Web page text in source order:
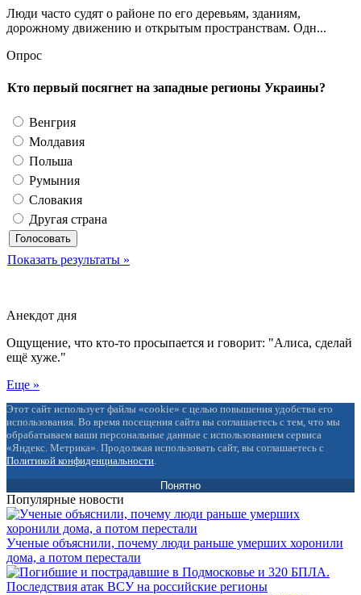
Люди часто судят о районе по его деревьям, зданиям,
дорожному движению и открытым пространствам. Одн...
Опрос
Кто первый посягнет на западные регионы Украины?
Венгрия
Молдавия
Польша
Румыния
Словакия
Другая страна
Показать результаты »
Анекдот дня
Ощущение, что кто-то просыпается и говорит: "Алиса, сделай
ещё хуже."
Еще »
Этот сайт использует файлы «cookie» с целью повышения удобства его
использования. Во время посещения сайта вы соглашаетесь с тем, что мы
обрабатываем ваши персональные данные с использованием сервиса
«Яндекс. Метрика». Продолжая использовать сайт, вы соглашаетесь с
Политикой конфиденциальности.
Понятно
Популярные новости
Ученые объяснили, почему люди раньше умерших хоронили
дома, а потом перестали